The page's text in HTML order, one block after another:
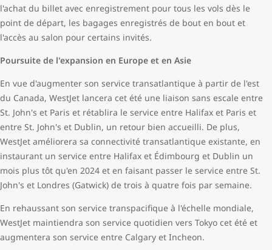
l'achat du billet avec enregistrement pour tous les vols dès le
point de départ, les bagages enregistrés de bout en bout et
l'accès au salon pour certains invités.
Poursuite de l'expansion en Europe et en Asie
En vue d'augmenter son service transatlantique à partir de l'est
du Canada, WestJet lancera cet été une liaison sans escale entre
St. John's et Paris et rétablira le service entre Halifax et Paris et
entre St. John's et Dublin, un retour bien accueilli. De plus,
WestJet améliorera sa connectivité transatlantique existante, en
instaurant un service entre Halifax et Édimbourg et Dublin un
mois plus tôt qu'en 2024 et en faisant passer le service entre St.
John's et Londres (Gatwick) de trois à quatre fois par semaine.
En rehaussant son service transpacifique à l'échelle mondiale,
WestJet maintiendra son service quotidien vers Tokyo cet été et
augmentera son service entre Calgary et Incheon.